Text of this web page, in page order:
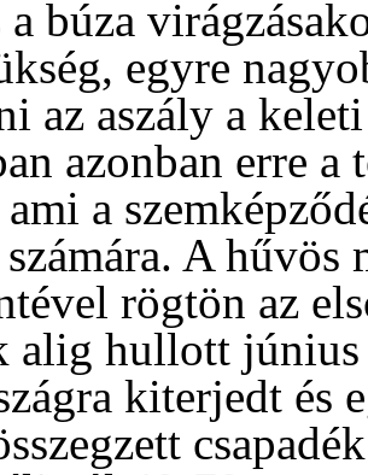
a búza
egyre
az aszály a
azonban erre a
a
A hűvös
rögtön az
alig hullott
kiterjedt és